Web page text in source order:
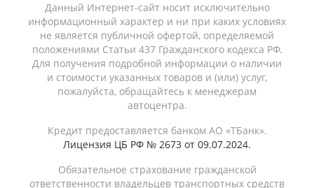
Данный Интернет-сайт носит исключительно
информационный характер и ни при каких условиях
не является публичной офертой, определяемой
положениями Статьи 437 Гражданского кодекса РФ.
Для получения подробной информации о наличии
и стоимости указанных товаров и (или) услуг,
пожалуйста, обращайтесь к менеджерам
автоцентра.
Кредит предоставляется банком АО «ТБанк».
Лицензия ЦБ РФ № 2673 от 09.07.2024.
Обязательное страхование гражданской
ответственности владельцев транспортных средств